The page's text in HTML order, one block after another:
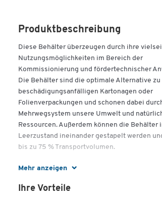
Mehr anzeigen
Produktbeschreibung
Diese Behälter überzeugen durch ihre
Nutzungsmöglichkeiten im Bereich der
Kommissionierung und fördertechnischer
Die Behälter sind die optimale Alternative zu
beschädigungsanfälligen Kartonagen oder
Folienverpackungen und schonen dabei
Mehrwegsystem unsere Umwelt und
Ressourcen. Außerdem können die Behälter
Leerzustand ineinander gestapelt werden
bis zu 75 % Transportvolumen.
Beide Behälter-Varianten:
Temperaturbeständig von -20° bis
Ihre Vorteile